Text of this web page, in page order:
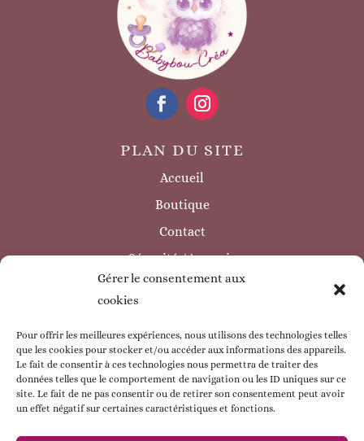
Gérer le consentement aux
cookies
Pour offrir les meilleures expériences, nous utilisons des technologies telles
que les cookies pour stocker et/ou accéder aux informations des appareils.
Le fait de consentir à ces technologies nous permettra de traiter des
données telles que le comportement de navigation ou les ID uniques sur ce
site. Le fait de ne pas consentir ou de retirer son consentement peut avoir
un effet négatif sur certaines caractéristiques et fonctions.
PLAN DU SITE
Accueil
Boutique
Contact
Sécurité / à savoir
INFORMATIONS LÉGALES
Mentions légales
Politique de confidentialité
Politique de cookie
CGV
ESPACE CLIENT